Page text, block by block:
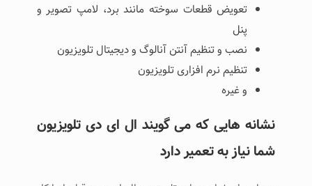
تعویض قطعات سوخته مانند برد، لامپ تصویر و
پنل
نصب و تنظیم آنتن آنالوگ و دیجیتال تلویزیون
تنظیم نرم افزاری تلویزیون
و غیره
نشانه‌ هایی که می ‌گویند ال ای دی تلویزیون
شما نیاز به تعمیر دارد